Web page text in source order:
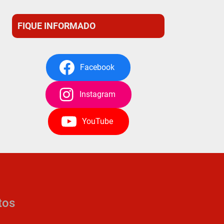
FIQUE INFORMADO
Facebook
Instagram
YouTube